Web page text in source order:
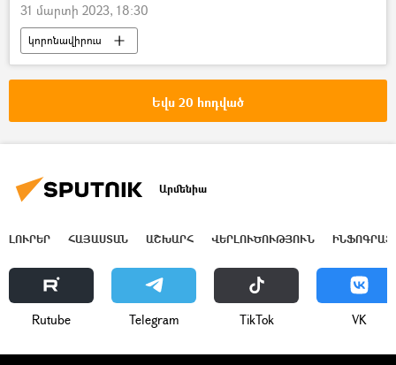
31 մարտի 2023, 18:30
կորոնավիրուս
Կորոնավիրուսը Հայաստանում և Արցախում
Հայաստան
Եվս 20 հոդված
Արմենիա
ԼՈՒՐԵՐ ՀԱՅԱՍՏԱՆ ԱՇԽԱՐՀ ՎԵՐԼՈՒԾՈՒԹՅՈՒՆ
Rutube Telegram ТikТоk VK